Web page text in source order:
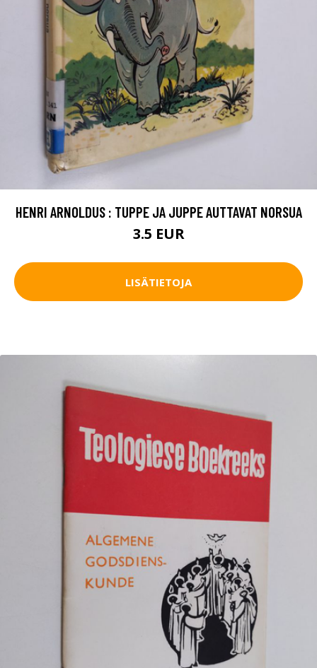
HENRI ARNOLDUS : TUPPE JA JUPPE AUTTAVAT NORSUA
3.5 EUR
LISÄTIETOJA